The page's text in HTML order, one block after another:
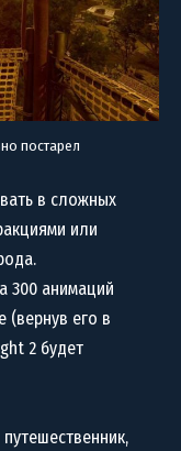
постарел
в сложных
или
300 анимаций
(вернув его в
2 будет